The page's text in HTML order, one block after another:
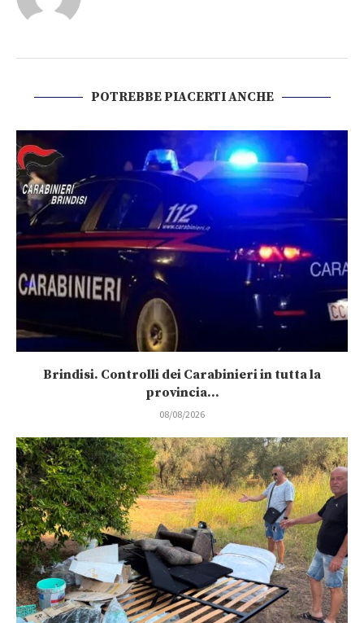
POTREBBE PIACERTI ANCHE
Brindisi. Controlli dei Carabinieri in tutta la
provincia...
08/08/2026